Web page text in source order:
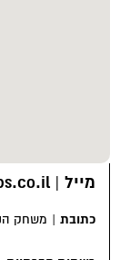
whoweare/
מייל |
כתובת | משחק